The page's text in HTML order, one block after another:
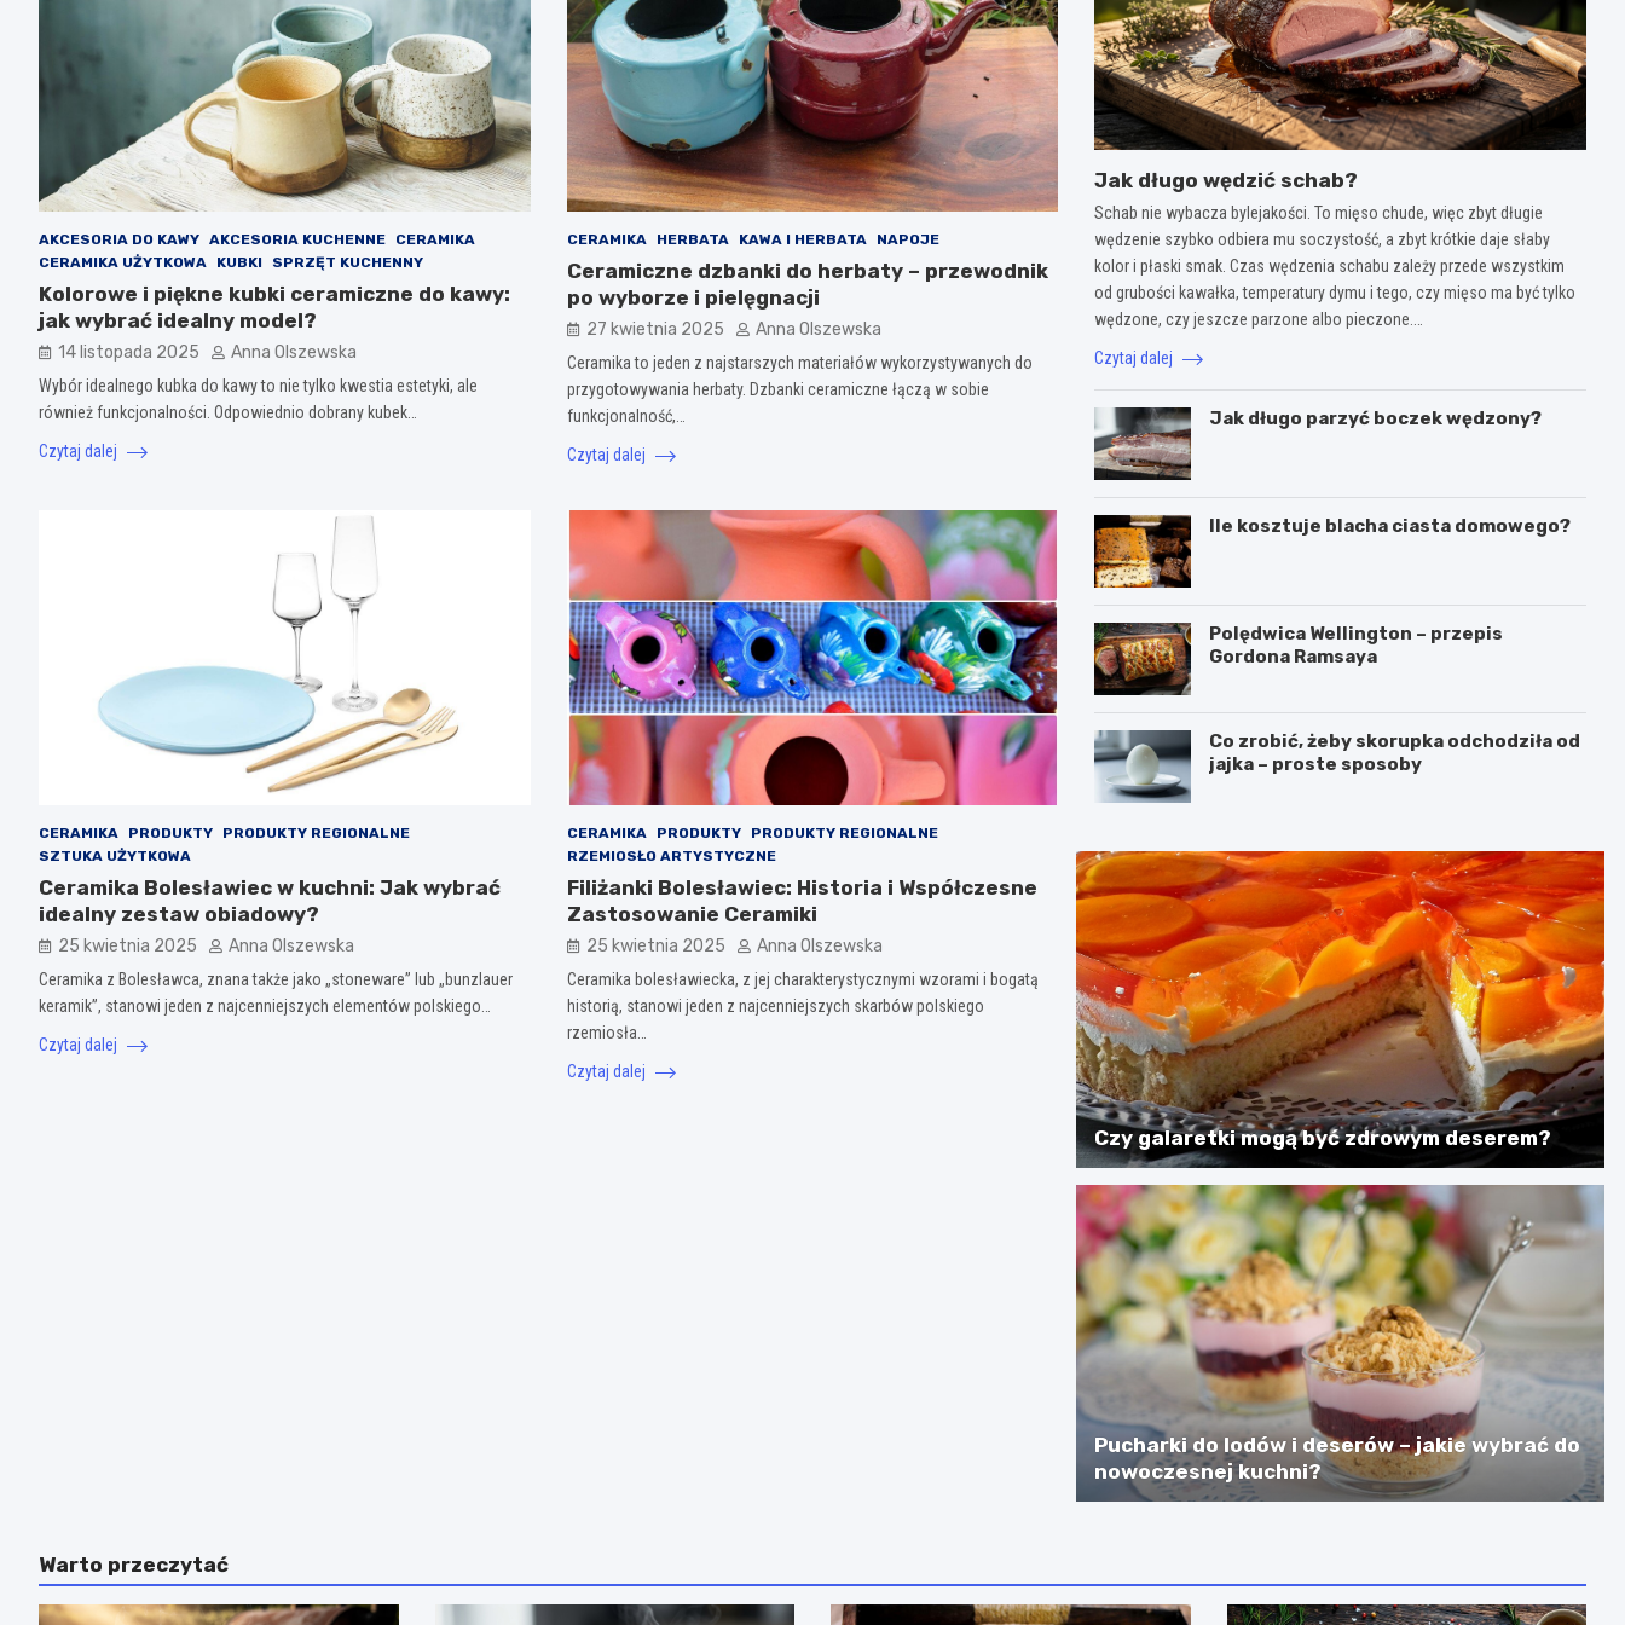
AKCESORIA DO KAWY AKCESORIA KUCHENNE
CERAMIKA
CERAMIKA UŻYTKOWA
KUBKI SPRZĘT KUCHENNY
Kolorowe i piękne kubki ceramiczne do kawy:
jak wybrać idealny model?
14 listopada 2025 Anna Olszewska
Wybór idealnego kubka do kawy to nie tylko kwestia estetyki, ale
również funkcjonalności. Odpowiednio dobrany kubek…
Czytaj dalej
CERAMIKA HERBATA KAWA I HERBATA NAPOJE
Ceramiczne dzbanki do herbaty – przewodnik
po wyborze i pielęgnacji
27 kwietnia 2025 Anna Olszewska
Ceramika to jeden z najstarszych materiałów wykorzystywanych do
przygotowywania herbaty. Dzbanki ceramiczne łączą w sobie
funkcjonalność,…
Czytaj dalej
CERAMIKA PRODUKTY
PRODUKTY REGIONALNE
SZTUKA UŻYTKOWA
Ceramika Bolesławiec w kuchni: Jak wybrać
idealny zestaw obiadowy?
25 kwietnia 2025 Anna Olszewska
Ceramika z Bolesławca, znana także jako „stoneware” lub „bunzlauer
keramik”, stanowi jeden z najcenniejszych elementów polskiego…
Czytaj dalej
CERAMIKA PRODUKTY
PRODUKTY REGIONALNE
RZEMIOSŁO ARTYSTYCZNE
Filiżanki Bolesławiec: Historia i Współczesne
Zastosowanie Ceramiki
25 kwietnia 2025 Anna Olszewska
Ceramika bolesławiecka, z jej charakterystycznymi wzorami i bogatą
historią, stanowi jeden z najcenniejszych skarbów polskiego
rzemiosła…
Czytaj dalej
Jak długo wędzić schab?
Schab nie wybacza bylejakości. To mięso chude, więc zbyt długie
wędzenie szybko odbiera mu soczystość, a zbyt krótkie daje słaby
kolor i płaski smak. Czas wędzenia schabu zależy przede wszystkim
od grubości kawałka, temperatury dymu i tego, czy mięso ma być tylko
wędzone, czy jeszcze parzone albo pieczone.…
Czytaj dalej
Jak długo parzyć boczek wędzony?
Ile kosztuje blacha ciasta domowego?
Polędwica Wellington – przepis
Gordona Ramsaya
Co zrobić, żeby skorupka odchodziła od
jajka – proste sposoby
Czy galaretki mogą być zdrowym deserem?
Pucharki do lodów i deserów – jakie wybrać do
nowoczesnej kuchni?
Warto przeczytać